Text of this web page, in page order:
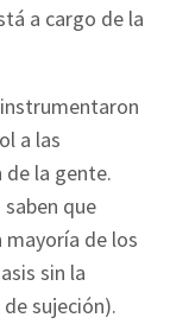
a cargo de la
a las
de la gente.
que
mayoría de los
sin la
sujeción).